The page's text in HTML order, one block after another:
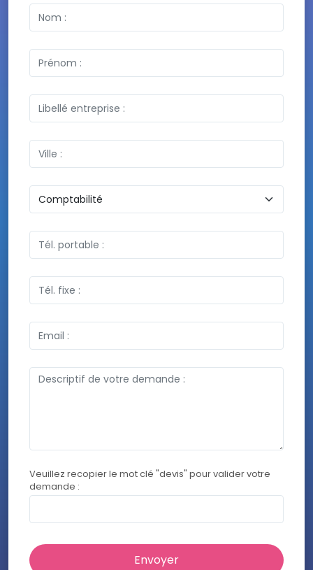
Veuillez recopier le mot clé "devis" pour valider votre
demande :